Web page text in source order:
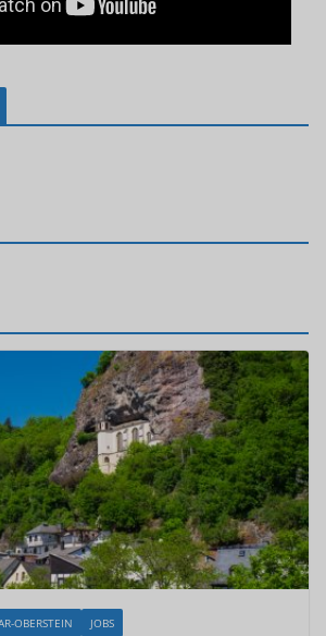
OBERSTEIN JOBS